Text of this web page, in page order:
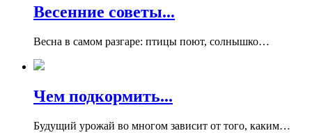
Весенние советы...
Весна в самом разгаре: птицы поют, солнышко…
Чем подкормить...
Будущий урожай во многом зависит от того, каким…